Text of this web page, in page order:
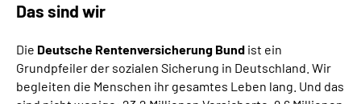
Das sind wir
Die Deutsche Rentenversicherung Bund ist ein
Grundpfeiler der sozialen Sicherung in Deutschland. Wir
begleiten die Menschen ihr gesamtes Leben lang. Und das